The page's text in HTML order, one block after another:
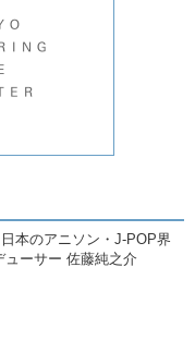
本のアニソン・J-POP界
ューサー 佐藤純之介